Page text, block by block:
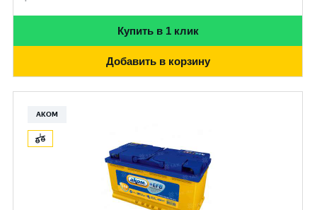
Купить в 1 клик
Добавить в корзину
АКОМ